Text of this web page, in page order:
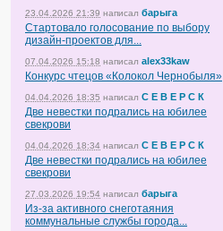
23.04.2026 21:39 написал барыга
Стартовало голосование по выбору
дизайн-проектов для...
07.04.2026 15:18 написал alex33kaw
Конкурс чтецов «Колокол Чернобыля»
04.04.2026 18:35 написал С Е В Е Р С К
Две невестки подрались на юбилее
свекрови
04.04.2026 18:34 написал С Е В Е Р С К
Две невестки подрались на юбилее
свекрови
27.03.2026 19:54 написал барыга
Из-за активного снеготаяния
коммунальные службы города...